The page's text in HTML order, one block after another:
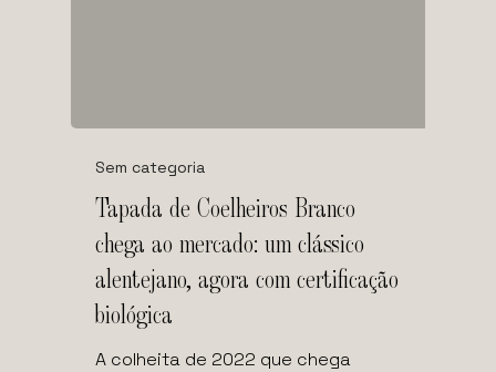
Sem categoria
Tapada de Coelheiros Branco
chega ao mercado: um clássico
alentejano, agora com certificação
biológica
A colheita de 2022 que chega